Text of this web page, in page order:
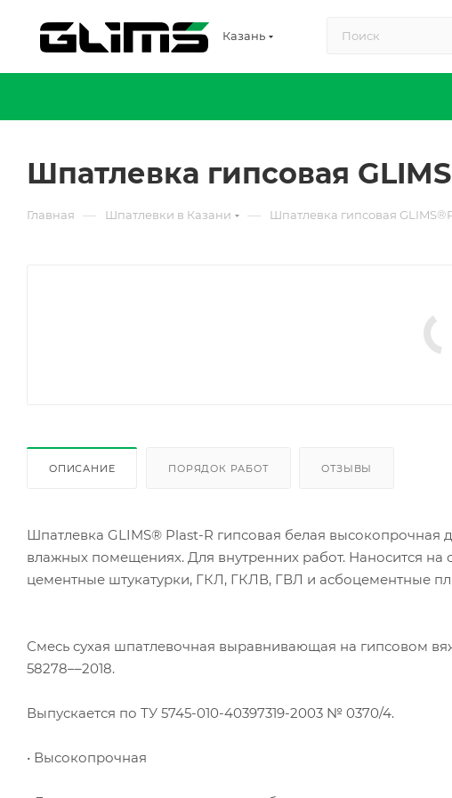
Казань
Шпатлевка гипсовая
Главная — Шпатлевки в Казани — Шпатлевка гипсовая
ОПИСАНИЕ ПОРЯДОК РАБОТ ОТЗЫВЫ
Шпатлевка GLIMS® Plast-R гипсовая белая высокопрочная
влажных помещениях. Для внутренних работ. Наносится на
цементные штукатурки, ГКЛ, ГКЛВ, ГВЛ и асбоцементные
Смесь сухая шпатлевочная выравнивающая на гипсовом
58278––2018.
Выпускается по ТУ 5745-010-40397319-2003 № 0370/4.
• Высокопрочная